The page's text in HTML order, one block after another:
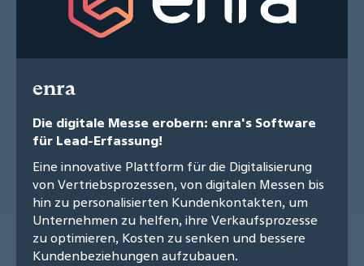
enra
Die digitale Messe erobern: enra's Software
für Lead-Erfassung!
Eine innovative Plattform für die Digitalisierung
von Vertriebsprozessen, von digitalen Messen bis
hin zu personalisierten Kundenkontakten, um
Unternehmen zu helfen, ihre Verkaufsprozesse
zu optimieren, Kosten zu senken und bessere
Kundenbeziehungen aufzubauen.